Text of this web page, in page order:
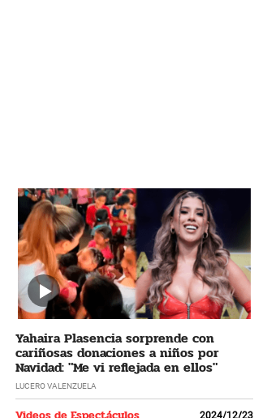
Yahaira Plasencia sorprende con
cariñosas donaciones a niños por
Navidad: "Me vi reflejada en ellos"
LUCERO VALENZUELA
2024/12/23